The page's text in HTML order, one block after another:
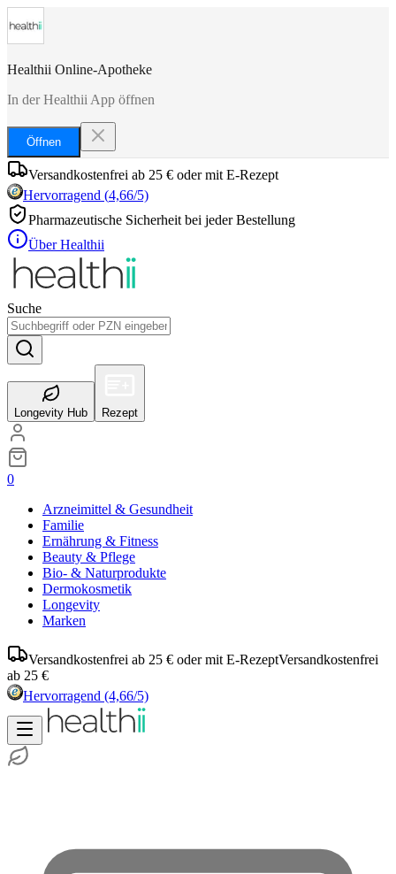
Healthii Online-Apotheke
In der Healthii App öffnen
Öffnen
Versandkostenfrei ab 25 € oder mit E-Rezept
Hervorragend (4,66/5)
Pharmazeutische Sicherheit bei jeder Bestellung
Über Healthii
Suche
Longevity Hub Rezept
0
Arzneimittel & Gesundheit
Familie
Ernährung & Fitness
Beauty & Pflege
Bio- & Naturprodukte
Dermokosmetik
Longevity
Marken
Versandkostenfrei ab 25 € oder mit E-RezeptVersandkostenfrei
ab 25 €
Hervorragend (4,66/5)